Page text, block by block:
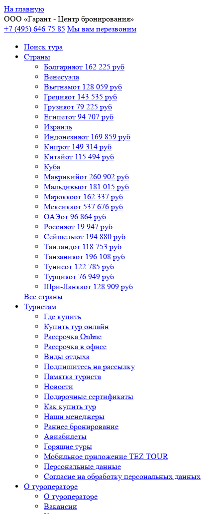
На главную
ООО «Гарант - Центр бронирования»
+7 (495) 646 75 85 Мы вам перезвоним
Поиск тура
Cтраны
Болгарияот 162 225 руб
Венесуэла
Вьетнамот 128 059 руб
Грецияот 143 535 руб
Грузияот 79 225 руб
Египетот 94 707 руб
Израиль
Индонезияот 169 859 руб
Кипрот 149 314 руб
Китайот 115 494 руб
Куба
Маврикийот 260 902 руб
Мальдивыот 181 015 руб
Мароккоот 162 337 руб
Мексикаот 537 676 руб
ОАЭот 96 864 руб
Россияот 19 947 руб
Сейшелыот 194 880 руб
Таиландот 118 753 руб
Танзанияот 196 108 руб
Тунисот 122 785 руб
Турцияот 76 949 руб
Шри-Ланкаот 128 909 руб
Все страны
Туристам
Где купить
Купить тур онлайн
Рассрочка Online
Рассрочка в офисе
Виды отдыха
Подпишитесь на рассылку
Памятка туриста
Новости
Подарочные сертификаты
Как купить тур
Наши менеджеры
Раннее бронирование
Авиабилеты
Горящие туры
Мобильное приложение TEZ TOUR
Персональные данные
Согласие на обработку персональных данных
О туроператоре
О туроператоре
Вакансии